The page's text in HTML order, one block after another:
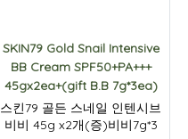
SKIN79 Gold Snail Intensive
BB Cream SPF50+PA+++
45gx2ea+(gift B.B 7g*3ea)
스킨79 골든 스네일 인텐시브
비비 45g x2개(증)비비7g*3